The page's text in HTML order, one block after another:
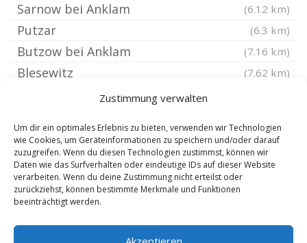
Zustimmung verwalten
Um dir ein optimales Erlebnis zu bieten, verwenden wir Technologien
wie Cookies, um Geräteinformationen zu speichern und/oder darauf
zuzugreifen. Wenn du diesen Technologien zustimmst, können wir
Daten wie das Surfverhalten oder eindeutige IDs auf dieser Website
verarbeiten. Wenn du deine Zustimmung nicht erteilst oder
zurückziehst, können bestimmte Merkmale und Funktionen
beeinträchtigt werden.
Sarnow bei Anklam (6.12 km)
Putzar (6.3 km)
Butzow bei Anklam (7.16 km)
Blesewitz (7.62 km)
Anklam (7.8 km)
Ferdinandshof Vorpommern (7.94 km)
Drewelow
Meiersberg bei Ueckermünde
Wilhelmsburg Vorpommern